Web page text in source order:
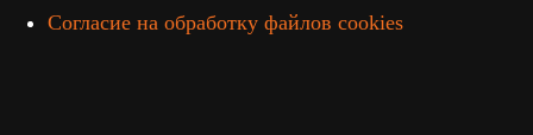
Согласие на обработку файлов cookies